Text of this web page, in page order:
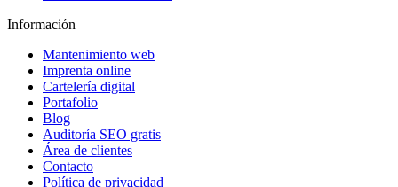
Información
Mantenimiento web
Imprenta online
Cartelería digital
Portafolio
Blog
Auditoría SEO gratis
Área de clientes
Contacto
Política de privacidad